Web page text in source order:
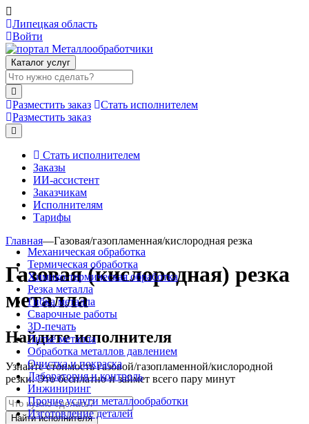
Липецкая область
Войти
Каталог услуг
Разместить заказ
Стать исполнителем
Разместить заказ
Стать исполнителем
Заказы
ИИ-ассистент
Заказчикам
Исполнителям
Тарифы
Механическая обработка
Термическая обработка
Химико-термическая обработка
Резка металла
Гибка металла
Сварочные работы
3D-печать
Литьё металла
Обработка металлов давлением
Очистка и покраска
Лаборатория и контроль
Инжиниринг
Прочие услуги металлообработки
Изготовление деталей
Главная—Газовая/газопламенная/кислородная резка
Газовая (кислородная) резка
металла
Найдите исполнителя
Узнайте стоимость газовой/газопламенной/кислородной
резки. Это бесплатно и займет всего пару минут
Найти исполнителя